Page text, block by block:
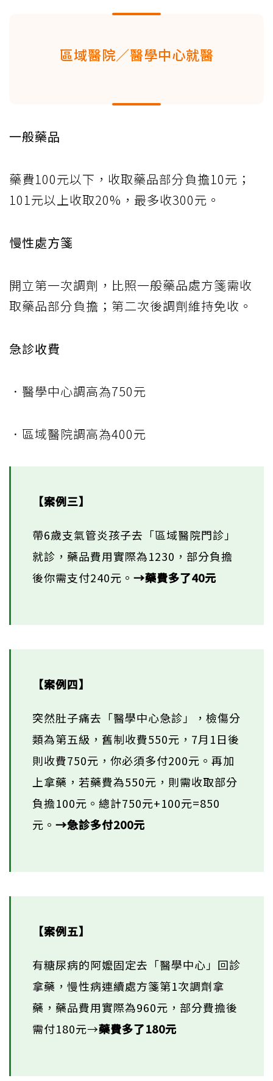
區域醫院／醫學中心就醫
一般藥品
藥費100元以下，收取藥品部分負擔10元；
101元以上收取20%，最多收300元。
慢性處方箋
開立第一次調劑，比照一般藥品處方箋需收
取藥品部分負擔；第二次後調劑維持免收。
急診收費
．醫學中心調高為750元
．區域醫院調高為400元
【案例三】
帶6歲支氣管炎孩子去「區域醫院門診」
就診，藥品費用實際為1230，部分負擔
後你需支付240元。 →藥費多了40元
【案例四】
突然肚子痛去「醫學中心急診」，檢傷分
類為第五級，舊制收費550元，7月1日後
則收費750元，你必須多付200元。再加
上拿藥，若藥費為550元，則需收取部分
負擔100元。總計750元+100元=850
元。 →急診多付200元
【案例五】
有糖尿病的阿嬤固定去「醫學中心」回診
拿藥，慢性病連續處方箋第1次調劑拿
藥，藥品費用實際為960元，部分費擔後
需付180元→藥費多了180元